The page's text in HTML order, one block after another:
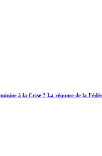
à la Crise ? La réponse de la